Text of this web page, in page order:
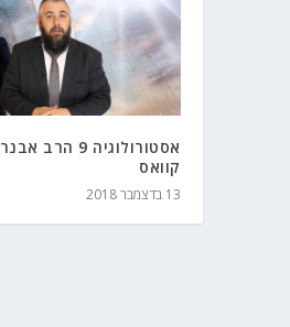
אסטורולוגיה 9 הרב אבנר
קוואס
13 בדצמבר 2018